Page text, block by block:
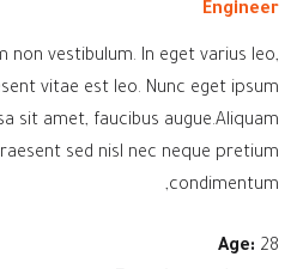
Engineer
non vestibulum. In eget varius leo,
vitae est leo. Nunc eget ipsum
sit amet, faucibus augue.Aliquam
sed nisl nec neque pretium
condimentum,
Age: 28